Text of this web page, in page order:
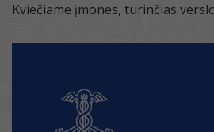
Kviečiame įmones, turinčias